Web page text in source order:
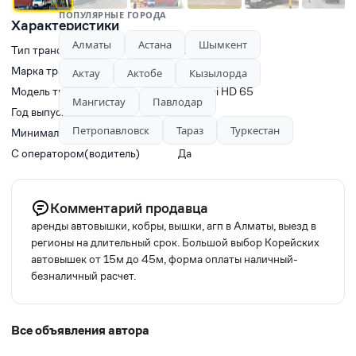
Характеристики
Тип транспорта
Автовышки
Марка транспорта
HYUNDAI
Модель транспорта
Hyundai HD 65
Год выпуска
2022
Минимальное время заказа, ч
3
С оператором(водитель)
Да
Комментарий продавца
аренды автовышки, кобры, вышки, агп в Алматы, выезд в
регионы на длительный срок. Большой выбор Корейских
автовышек от 15м до 45м, форма оплаты наличный-
безналичный расчет.
Все объявления автора
ПОПУЛЯРНЫЕ ГОРОДА
Алматы Астана
Шымкент
Актау
Актобе
Кызылорда
Мангистау
Павлодар
Петропавловск
Тараз Туркестан